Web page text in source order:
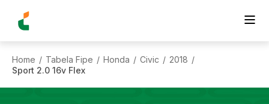
Home / Tabela Fipe / Honda / Civic / 2018 /
Sport 2.0 16v Flex